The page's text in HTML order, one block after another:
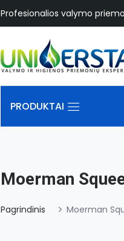
Profesionalios valymo
PRODUKTAI
Moerman
Pagrindinis Moerman